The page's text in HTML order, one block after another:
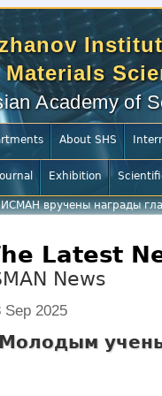
Materials
Academy of
About SHS
Exhibition
вручены награды
Latest
News
Sep 2025
Молодым